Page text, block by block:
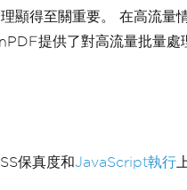
顯得至關重要。 在高流量
提供了對高流量批量處
保真度和JavaScript執行